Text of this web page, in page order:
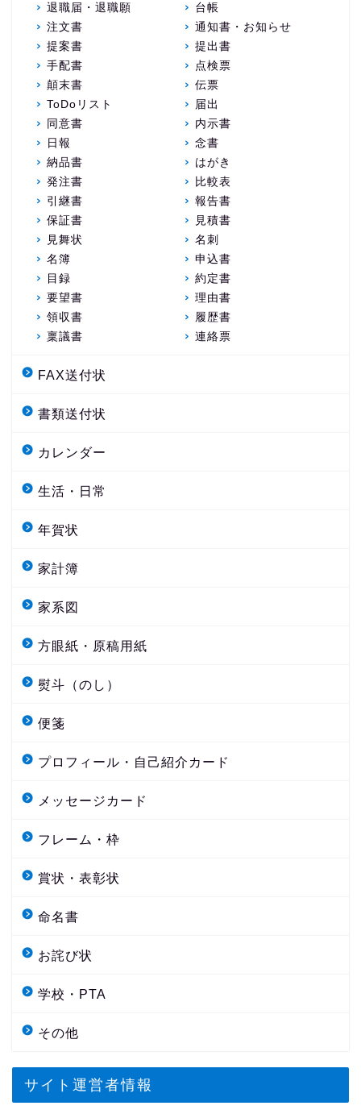
退職届・退職願
台帳
注文書
通知書・お知らせ
提案書
提出書
手配書
点検票
顛末書
伝票
ToDoリスト
届出
同意書
内示書
日報
念書
納品書
はがき
発注書
比較表
引継書
報告書
保証書
見積書
見舞状
名刺
名簿
申込書
目録
約定書
要望書
理由書
領収書
履歴書
稟議書
連絡票
FAX送付状
書類送付状
カレンダー
生活・日常
年賀状
家計簿
家系図
方眼紙・原稿用紙
熨斗（のし）
便箋
プロフィール・自己紹介カード
メッセージカード
フレーム・枠
賞状・表彰状
命名書
お詫び状
学校・PTA
その他
サイト運営者情報